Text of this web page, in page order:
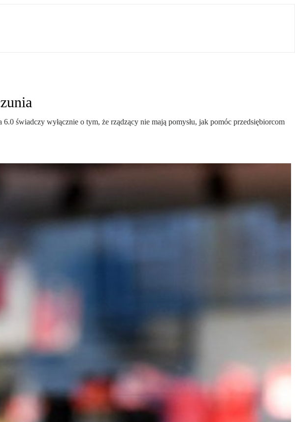
świadczy wyłącznie o tym, że rządzący nie mają pomysłu, jak pomóc przedsiębiorcom